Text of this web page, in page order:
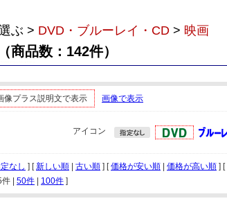
ぶ > DVD・ブルーレイ・CD > 映画
商品数：142件）
像プラス説明文で表示 画像で表示
アイコン
なし ] [新しい順 古い順 ] [価格が安い順 価格が高い順 ] [
件 50件 100件 ]